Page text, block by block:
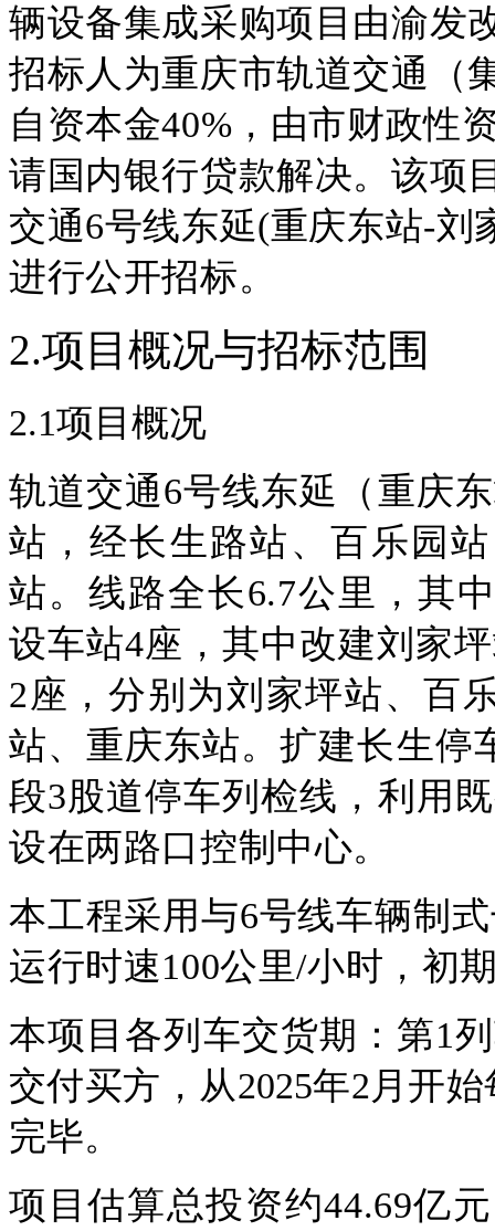
辆设备集成采购项目 由渝发
招标人为重庆市轨道交通（
自 资本金40% ，由市财政性
请国内银行贷款解决。该项
交通6号线东延(重庆东站-刘
进行公开招标。
2.项目概况与招标范围
2.1项目概况
轨道交通6号线东延（重庆
站，经长生路站、百乐园
站。线路全长6.7公里，其
设车站4座，其中改建刘家
2座，分别为刘家坪站、百
站、重庆东站。扩建长生停
段3股道停车列检线，利用
设在两路口控制中心。
本工程采用与6号线车辆制
运行时速100公里/小时，初
本项目各列车交货期：第1
交付买方，从2025年2月开始
完毕。
项目估算总投资约44.69亿